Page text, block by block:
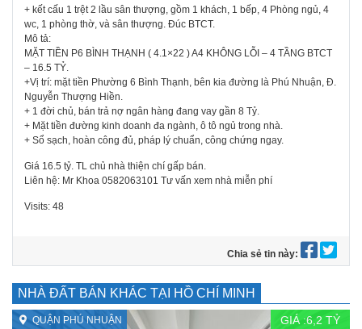
+ kết cấu 1 trệt 2 lầu sân thượng, gồm 1 khách, 1 bếp, 4 Phòng ngủ, 4
wc, 1 phòng thờ, và sân thượng. Đúc BTCT.
Mô tả:
MẶT TIỀN P6 BÌNH THẠNH ( 4.1×22 ) A4 KHÔNG LỖI – 4 TẦNG BTCT
– 16.5 TỶ.
+Vị trí: mặt tiền Phường 6 Bình Thạnh, bên kia đường là Phú Nhuận, Đ.
Nguyễn Thượng Hiền.
+ 1 đời chủ, bán trả nợ ngân hàng đang vay gần 8 Tỷ.
+ Mặt tiền đường kinh doanh đa ngành, ô tô ngủ trong nhà.
+ Sổ sạch, hoàn công đủ, pháp lý chuẩn, công chứng ngay.
Giá 16.5 tỷ. TL chủ nhà thiện chí gấp bán.
Liên hệ: Mr Khoa 0582063101 Tư vấn xem nhà miễn phí
Visits: 48
Chia sẻ tin này:
NHÀ ĐẤT BÁN KHÁC TẠI HỒ CHÍ MINH
QUẬN PHÚ NHUẬN GIÁ :6,2 TỶ